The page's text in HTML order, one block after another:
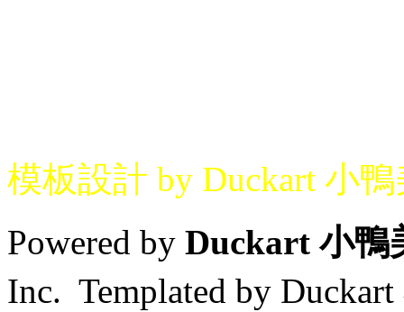
模板設計 by Duckart 小
Powered by Duckart 小鴨
Inc. Templated by